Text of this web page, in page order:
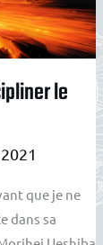
le
que je ne
dans sa